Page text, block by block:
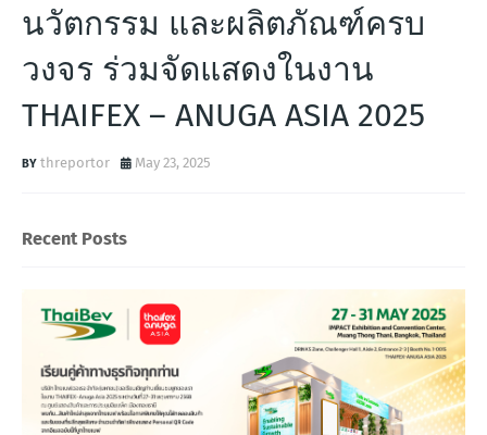
นวัตกรรม และผลิตภัณฑ์ครบ
วงจร ร่วมจัดแสดงในงาน
THAIFEX – ANUGA ASIA 2025
threportor May 23, 2025
Recent Posts